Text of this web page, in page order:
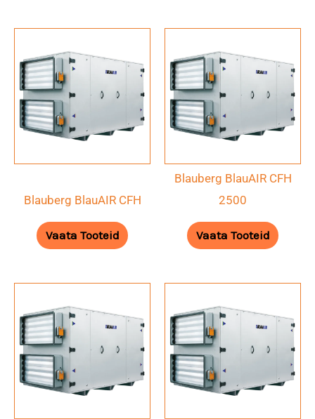
Blauberg BlauAIR CFH
Vaata Tooteid
Blauberg BlauAIR CFH
2500
Vaata Tooteid